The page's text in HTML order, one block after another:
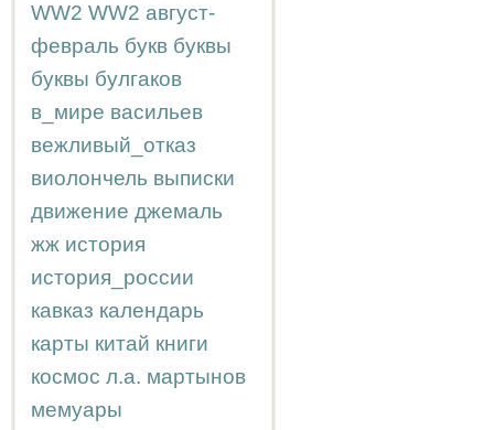
WW2 WW2 август-
февраль букв буквы
буквы булгаков
в_мире васильев
вежливый_отказ
виолончель выписки
движение джемаль
жж история
история_россии
кавказ календарь
карты китай книги
космос л.а. мартынов
мемуары